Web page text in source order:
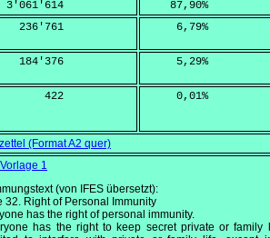
3'061'614
    87,90
%
236'761
     6,79
%
184'376
     5,29
%
422
     0,01
%
(Format A2 quer)
Vorlage 1
(von IFES übersetzt):
32. Right of Personal Immunity
has the right of personal immunity.
has the right to keep secret private or family